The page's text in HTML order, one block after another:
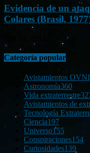
Evidencia de un
Colares (Brasil,
Categoría popular
Avistamientos OVNI
Astronomía360
Vida extraterrestre
Avistamientos de
Tecnología
Ciencia197
Universo155
Conspiraciones154
Curiosidades139